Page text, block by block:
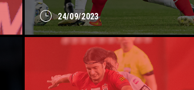
24/09/2023